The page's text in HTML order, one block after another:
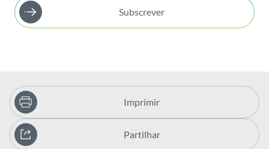
Subscrever
Imprimir
Partilhar